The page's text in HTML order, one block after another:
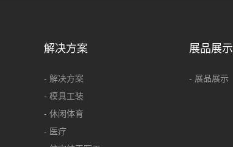
解决方案
- 解决方案
- 模具工装
- 休闲体育
- 医疗
展品展示
- 展品展示